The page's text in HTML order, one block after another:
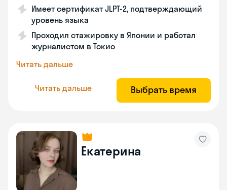
Имеет сертификат JLPT-2, подтверждающий
уровень языка
Проходил стажировку в Японии и работал
журналистом в Токио
Читать дальше
Читать дальше Выбрать время
Екатерина